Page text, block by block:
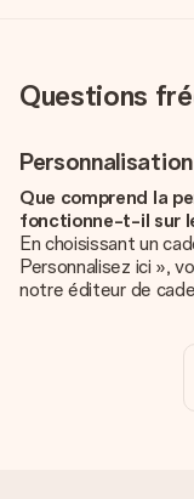
Questions
Que comprend la
fonctionne-t-il sur
En choisissant un
Personnalisez ici »,
notre éditeur de
unique pour ajouter
La